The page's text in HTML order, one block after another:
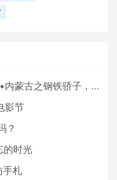
古之钢铁骄子，魅力包头
影节
？
的时光
手札